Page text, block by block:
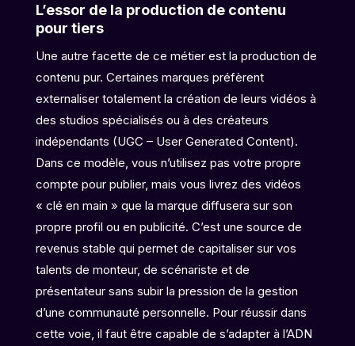
L’essor de la production de contenu
pour tiers
Une autre facette de ce métier est la production de
contenu pur. Certaines marques préfèrent
externaliser totalement la création de leurs vidéos à
des studios spécialisés ou à des créateurs
indépendants (UGC – User Generated Content).
Dans ce modèle, vous n’utilisez pas votre propre
compte pour publier, mais vous livrez des vidéos
« clé en main » que la marque diffusera sur son
propre profil ou en publicité. C’est une source de
revenus stable qui permet de capitaliser sur vos
talents de monteur, de scénariste et de
présentateur sans subir la pression de la gestion
d’une communauté personnelle. Pour réussir dans
cette voie, il faut être capable de s’adapter à l’ADN